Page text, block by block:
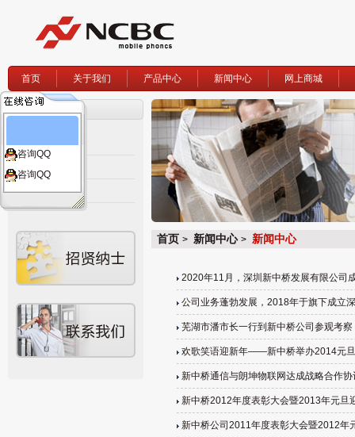
首页 关于我们 产品中心 新闻中心 网上商城
咨询QQ
咨询QQ
新闻中心
媒体报道
公司新闻
行业新闻
首页 > 新闻中心 > 新闻中心
2020年11月，深圳新中桥发展有限公司
公司业务蓬勃发展，2018年于旗下成立
芜湖市潘市长一行到新中桥公司参观考察
欢歌笑语迎新年——新中桥举办2014元
新中桥通信与朗坤物联网达成战略合作协
新中桥2012年度表彰大会暨2013年元旦
新中桥公司2011年度表彰大会暨2012年